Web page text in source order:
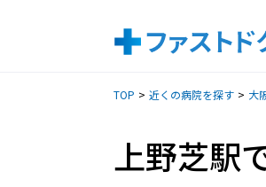
TOP 近くの病院を探す 大
上野芝駅